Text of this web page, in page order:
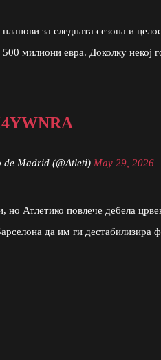
за следната сезона и
милиони евра. Доколку некој
Madrid (@Atleti) May 29, 2026
но Атлетико повлече дебела
да им ги дестабилизира